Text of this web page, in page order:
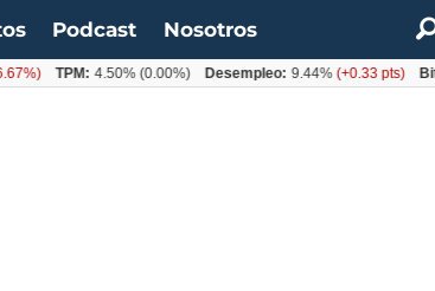
Podcast Nosotros
TPM: 4.50%(0.00%) Desempleo: 9.44%(+0.33 pts) Bitcoin: